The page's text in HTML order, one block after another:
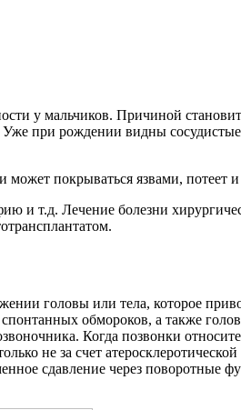
у мальчиков. Причиной
рождении видны сосудистые
может покрываться язвами, потеет
и т.д. Лечение болезни
головы или тела, которое
обмороков, а также
Когда позвонки
не за счет
сдавление через поворотные